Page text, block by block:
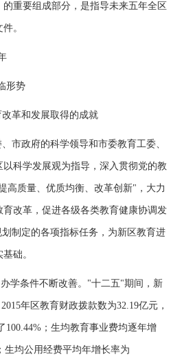
重要组成部分，是指导未来五年全区
。
形势
革和发展取得的成就
政府的科学领导和市委教育工委、
科学发展观为指导，深入贯彻党的教
高质量、优质均衡、改革创新"，大力
改革，促进各级各类教育健康协调发
制定的各项指标任务，为新区教育进
础。
条件不断改善。"十二五"期间，新
年区教育财政拨款数为32.19亿元，
100.44%；生均教育事业费均逐年增
生均公用经费平均年增长率为